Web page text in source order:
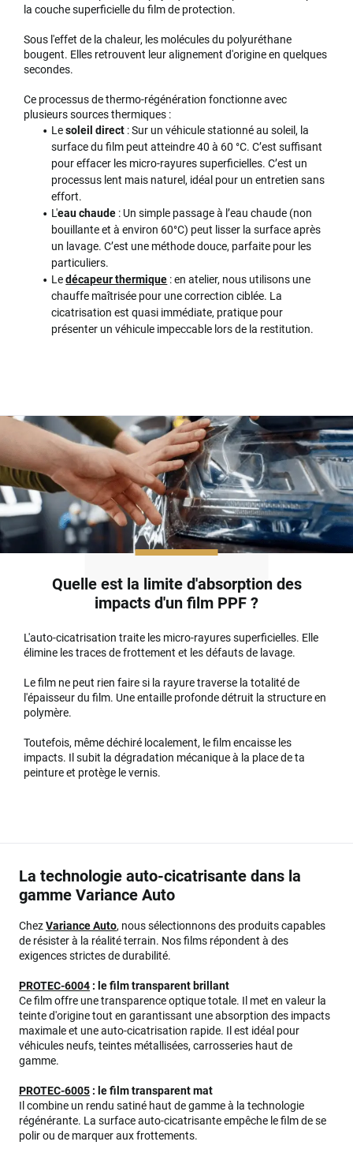
la couche superficielle du film de protection.
Sous l'effet de la chaleur, les molécules du polyuréthane
bougent. Elles retrouvent leur alignement d'origine en quelques
secondes.
Ce processus de thermo-régénération fonctionne avec
plusieurs sources thermiques :
Lesoleil direct : Sur un véhicule stationné au soleil, la
surface du film peut atteindre 40 à 60 °C. C’est suffisant
pour effacer les micro-rayures superficielles. C’est un
processus lent mais naturel, idéal pour un entretien sans
effort.
L'eau chaude : Un simple passage à l’eau chaude (non
bouillante et à environ 60°C) peut lisser la surface après
un lavage. C’est une méthode douce, parfaite pour les
particuliers.
Ledécapeur thermique : en atelier, nous utilisons une
chauffe maîtrisée pour une correction ciblée. La
cicatrisation est quasi immédiate, pratique pour
présenter un véhicule impeccable lors de la restitution.
Quelle est la limite d'absorption des
impacts d'un film PPF ?
L'auto-cicatrisation traite les micro-rayures superficielles. Elle
élimine les traces de frottement et les défauts de lavage.
Le film ne peut rien faire si la rayure traverse la totalité de
l'épaisseur du film. Une entaille profonde détruit la structure en
polymère.
Toutefois, même déchiré localement, le film encaisse les
impacts. Il subit la dégradation mécanique à la place de ta
peinture et protège le vernis.
La technologie auto-cicatrisante dans la
gamme Variance Auto
ChezVariance Auto, nous sélectionnons des produits capables
de résister à la réalité terrain. Nos films répondent à des
exigences strictes de durabilité.
PROTEC-6004 : le film transparent brillant
Ce film offre une transparence optique totale. Il met en valeur la
teinte d'origine tout en garantissant une absorption des impacts
maximale et une auto-cicatrisation rapide. Il est idéal pour
véhicules neufs, teintes métallisées, carrosseries haut de
gamme.
PROTEC-6005 : le film transparent mat
Il combine un rendu satiné haut de gamme à la technologie
régénérante. La surface auto-cicatrisante empêche le film de se
polir ou de marquer aux frottements.